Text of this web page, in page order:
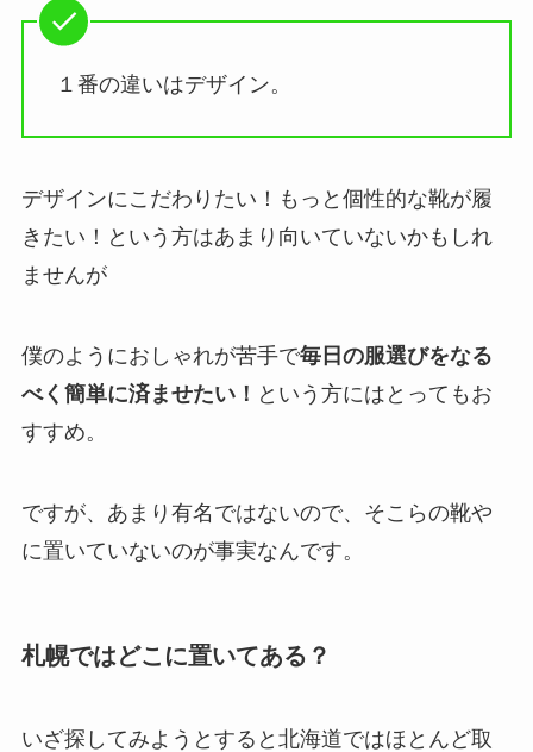
１番の違いはデザイン。
デザインにこだわりたい！もっと個性的な靴が履
きたい！という方はあまり向いていないかもしれ
ませんが
僕のようにおしゃれが苦手で毎日の服選びをなる
べく簡単に済ませたい！ という方にはとってもお
すすめ。
ですが、あまり有名ではないので、そこらの靴や
に置いていないのが事実なんです。
札幌ではどこに置いてある？
いざ探してみようとすると北海道ではほとんど取